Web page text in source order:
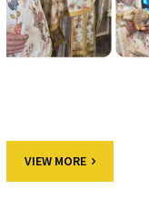
VIEW MORE